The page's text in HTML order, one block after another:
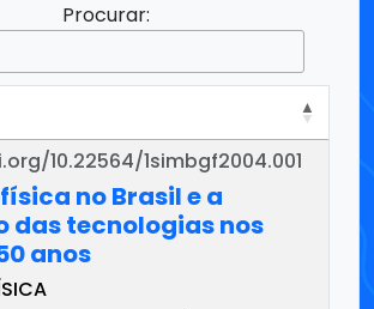
Procurar:
10.22564/1simbgf2004.001
no Brasil e a
das tecnologias nos
anos